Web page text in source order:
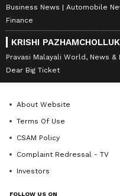
Business News Automobile
Finance
KRISHI
Pravasi Malayali World, News
Dear Big Ticket
About Website
Terms Of Use
CSAM Policy
Complaint Redressal - TV
Investors
FOLLOW US ON